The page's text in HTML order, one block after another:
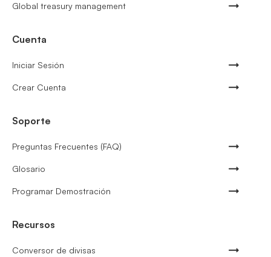
Global treasury management
Cuenta
Iniciar Sesión
Crear Cuenta
Soporte
Preguntas Frecuentes (FAQ)
Glosario
Programar Demostración
Recursos
Conversor de divisas